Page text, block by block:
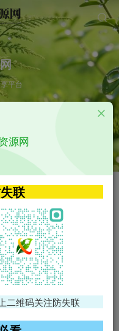
平台
APP源码
影视源码
影视源码
轻量4核4G3M服务器38元/
源网
联
二维码关注防失联